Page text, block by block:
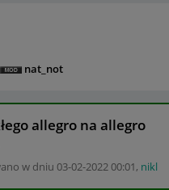
nat_not
allegro na allegro
w dniu ‎03-02-202200:01, nikl